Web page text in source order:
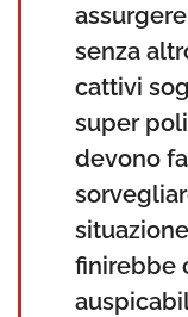
senza
cattivi
super
devono
finirebbe